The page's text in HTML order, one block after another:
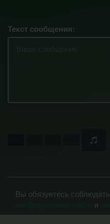
Текст сообщения:
Вы обязуетесь соблюдать
и